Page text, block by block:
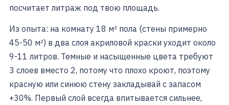
посчитает литраж под твою площадь.
Из опыта: на комнату 18 м² пола (стены примерно
45-50 м²) в два слоя акриловой краски уходит около
9-11 литров. Темные и насыщенные цвета требуют
3 слоев вместо 2, потому что плохо кроют, поэтому
красную или синюю стену закладывай с запасом
+30%. Первый слой всегда впитывается сильнее,